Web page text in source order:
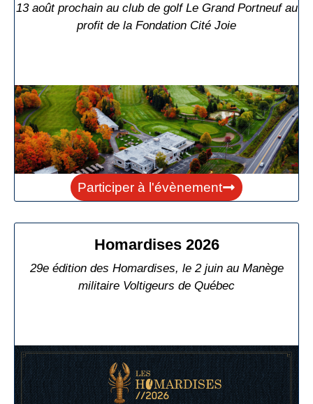
13 août prochain au club de golf Le Grand Portneuf au
profit de la Fondation Cité Joie
Participer à l'évènement
Homardises 2026
29e édition des Homardises, le 2 juin au Manège
militaire Voltigeurs de Québec